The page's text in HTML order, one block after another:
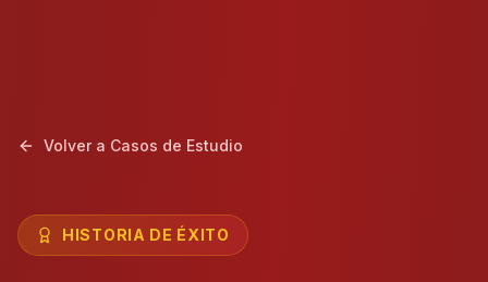
Volver a Casos de Estudio
HISTORIA DE ÉXITO